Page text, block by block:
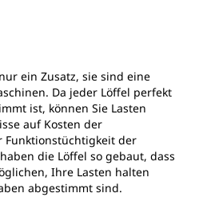
ein Zusatz, sie sind eine
Da jeder Löffel perfekt
ist, können Sie Lasten
auf Kosten der
Funktionstüchtigkeit der
die Löffel so gebaut, dass
Ihre Lasten halten
abgestimmt sind.